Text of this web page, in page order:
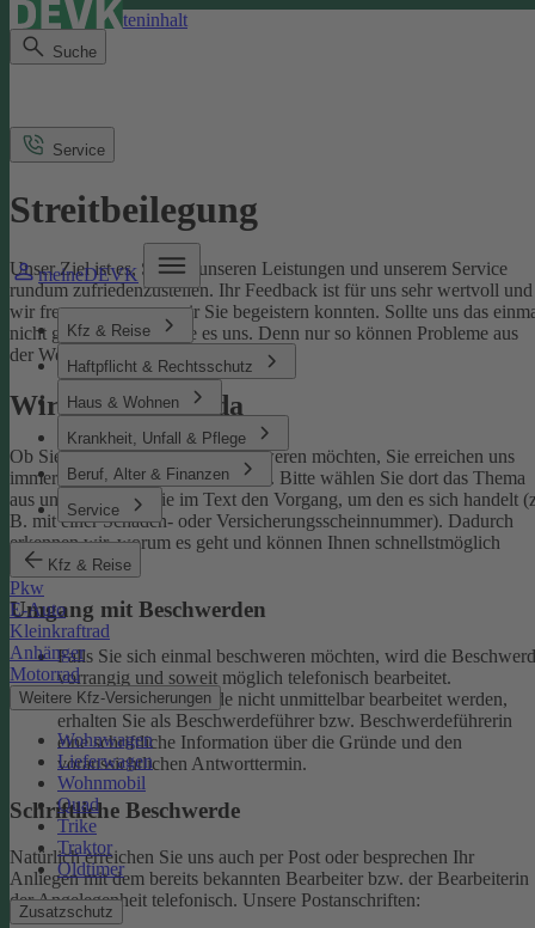
Direkt zum Seiteninhalt
Suche
meineDEVK
Kfz & Reise
Haftpflicht & Rechtsschutz
Haus & Wohnen
Krankheit, Unfall & Pflege
Beruf, Alter & Finanzen
Service
Kfz & Reise
Pkw
E-Auto
Kleinkraftrad
Anhänger
Motorrad
Weitere Kfz-Versicherungen
Wohnwagen
Lieferwagen
Wohnmobil
Quad
Trike
Traktor
Oldtimer
Zusatzschutz
Service
Streitbeilegung
Unser Ziel ist es, Sie mit unseren Leistungen und unserem Service
rundum zufriedenzustellen. Ihr Feedback ist für uns sehr wertvoll und
wir freuen uns, wenn wir Sie begeistern konnten. Sollte uns das
nicht gelingen, sagen Sie es uns. Denn nur so können Probleme aus
der Welt geschafft werden.
Wir sind für Sie da
Ob Sie uns loben oder sich beschweren möchten, Sie erreichen uns
immer über unser Kontaktformular
. Bitte wählen Sie dort das Thema
aus und benennen Sie im Text den Vorgang, um den es sich handelt
B. mit einer Schaden- oder Versicherungsscheinnummer). Dadurch
erkennen wir, worum es geht und können Ihnen schnellstmöglich
weiterhelfen.
Umgang mit Beschwerden
Falls Sie sich einmal beschweren möchten, wird die
vorrangig und soweit möglich telefonisch bearbeitet.
Kann eine Beschwerde nicht unmittelbar bearbeitet werden,
erhalten Sie als Beschwerdeführer bzw. Beschwerdeführerin
eine schriftliche Information über die Gründe und den
voraussichtlichen Antworttermin.
Schriftliche Beschwerde
Natürlich erreichen Sie uns auch per Post oder besprechen Ihr
Anliegen mit dem bereits bekannten Bearbeiter bzw. der Bearbeiterin
der Angelegenheit telefonisch. Unsere Postanschriften: